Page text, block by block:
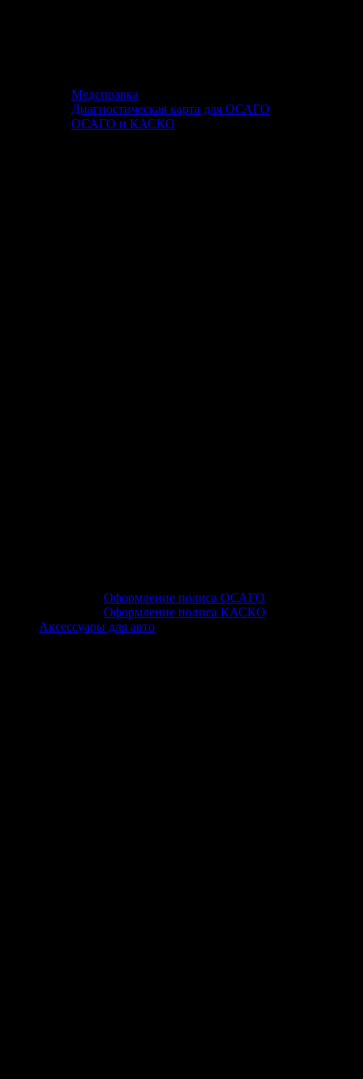
Медсправка
Диагностическая карта для ОСАГО
ОСАГО и КАСКО
Оформление полиса ОСАГО
Оформление полиса КАСКО
Аксессуары для авто